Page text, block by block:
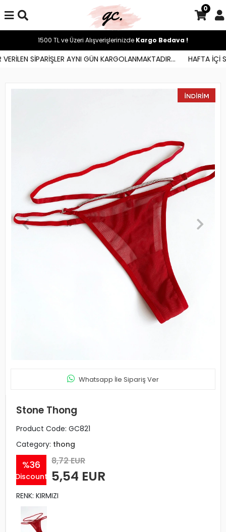
SİPARİŞLER AYNI GÜN KARGOLANMAKTADIR... HAFTA İÇİ
0
1500 TL ve Üzeri Alışverişlerinizde Kargo Bedava !
Whatsapp İle Sipariş Ver
Stone Thong
Product Code: GC821
Category: thong
%36
Discount
8,72 EUR
5,54 EUR
RENK: KIRMIZI